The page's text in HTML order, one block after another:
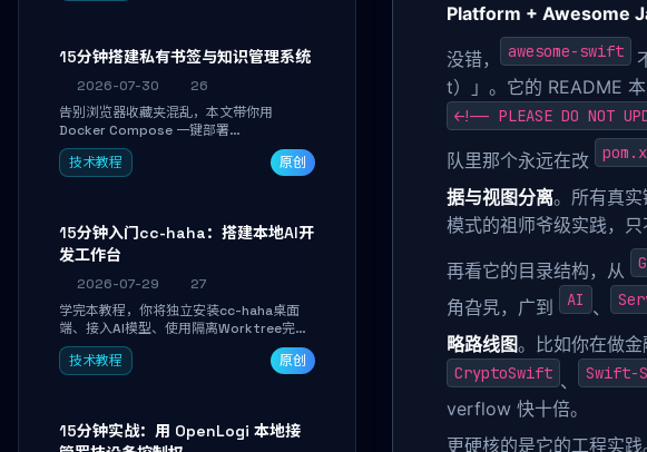
15分钟搭建私有书签与知识管理系统
2026-07-30
26
告别浏览器收藏夹混乱，本文带你用
Docker Compose 一键部署
Linkwarden。15 分钟完成私有书签系统搭
建，掌握网页快照归档、高亮批注、分类管
技术教程 原创
15分钟入门cc-haha：搭建本地AI开
发工作台
2026-07-29
27
学完本教程，你将独立安装cc-haha桌面
端、接入AI模型、使用隔离Worktree完成
真实开发任务，并通过Diff审阅面板安全落
地AI代码改写。告别终端黑盒操作，让AI在
技术教程 原创
15分钟实战：用 OpenLogi 本地接
Platform + Awesome
没错， awesome-swift
t）」。它的 README
<!-- PLEASE DO NOT
队里那个永远在改
据与视图分离。所有真
模式的祖师爷级实践，
再看它的目录结构，从
角旮旯，广到
AI 、
略路线图。比如你在做
CryptoSwift 、 Swift-
verflow 快十倍。
更硬核的是它的工程实